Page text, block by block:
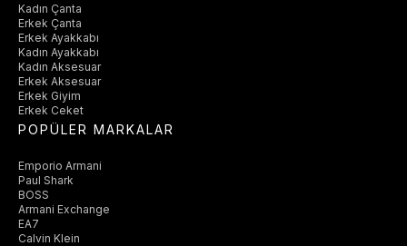
Kadın Çanta
Erkek Çanta
Erkek Ayakkabı
Kadın Ayakkabı
Kadın Aksesuar
Erkek Aksesuar
Erkek Giyim
Erkek Ceket
POPÜLER MARKALAR
Emporio Armani
Paul Shark
BOSS
Armani Exchange
EA7
Calvin Klein